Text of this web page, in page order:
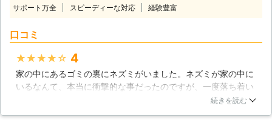
ブネズミの駆除に一般的に使われるの
せ、捕獲する金属カゴ式の罠です。こ
は毒餌を使って処分することも行いま
す。いずれにせよ、プロに寄る現地調
査により、効率のよい方法を取る必要
に豊富な実績と技術を持ったスタッフ
ずみ駆除には色々な方法があります
が、どれもただ行っただけでは完全な
ねずみ駆除はできません。わずか数セ
ンチの隙間でも移動できるねずみを残
サポート万全 スピーディーな対応 経験豊富
口コミ
★★★★★ 4
家の中にあるゴミの裏にネズミがいました。ネズミが家の中に
いるなんて、本当に衝撃的な事だったのですが、一度落ち着い
て東信ベンリサービスさんに連絡しました。すぐに来てくれた
続きを読む